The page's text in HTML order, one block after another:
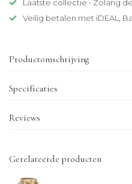
Laatste collectie • Zolang
Veilig betalen met iDEAL,
Productomschrijving
Specificaties
Reviews
Gerelateerde producten